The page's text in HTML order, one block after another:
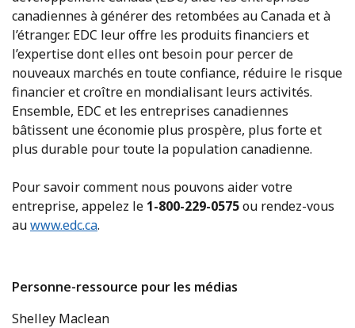
canadiennes à générer des retombées au Canada et à
l’étranger. EDC leur offre les produits financiers et
l’expertise dont elles ont besoin pour percer de
nouveaux marchés en toute confiance, réduire le risque
financier et croître en mondialisant leurs activités.
Ensemble, EDC et les entreprises canadiennes
bâtissent une économie plus prospère, plus forte et
plus durable pour toute la population canadienne.
Pour savoir comment nous pouvons aider votre
entreprise, appelez le 1-800-229-0575ou rendez-vous
auwww.edc.ca.
Personne-ressource pour les médias
Shelley Maclean